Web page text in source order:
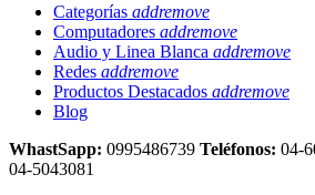
Categorías addremove
Computadores addremove
Audio y Linea Blanca addremove
Redes addremove
Productos Destacados addremove
Blog
WhastSapp: 0995486739 Teléfonos: 04-
04-5043081